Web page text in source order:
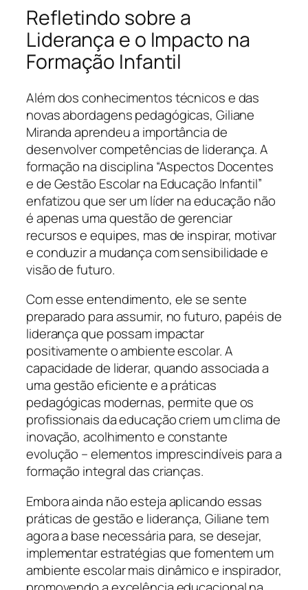
Refletindo sobre a
Liderança e o Impacto na
Formação Infantil
Além dos conhecimentos técnicos e das
novas abordagens pedagógicas, Giliane
Miranda aprendeu a importância de
desenvolver competências de liderança. A
formação na disciplina “Aspectos Docentes
e de Gestão Escolar na Educação Infantil”
enfatizou que ser um líder na educação não
é apenas uma questão de gerenciar
recursos e equipes, mas de inspirar, motivar
e conduzir a mudança com sensibilidade e
visão de futuro.
Com esse entendimento, ele se sente
preparado para assumir, no futuro, papéis de
liderança que possam impactar
positivamente o ambiente escolar. A
capacidade de liderar, quando associada a
uma gestão eficiente e a práticas
pedagógicas modernas, permite que os
profissionais da educação criem um clima de
inovação, acolhimento e constante
evolução – elementos imprescindíveis para a
formação integral das crianças.
Embora ainda não esteja aplicando essas
práticas de gestão e liderança, Giliane tem
agora a base necessária para, se desejar,
implementar estratégias que fomentem um
ambiente escolar mais dinâmico e inspirador,